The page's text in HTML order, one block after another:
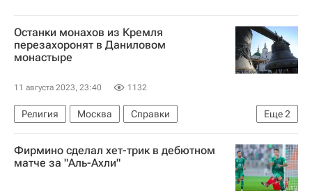
Останки монахов из Кремля
перезахоронят в Даниловом
монастыре
11 августа 2023, 23:40 1132
Еще2
Религия Москва
Справки
Иван Грозный
Русская православная церковь
Фирмино сделал хет-трик в дебютном
матче за "Аль-Ахли"